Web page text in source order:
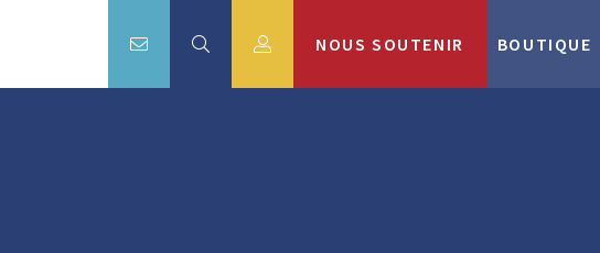
NOUS SOUTENIR BOUTIQUE